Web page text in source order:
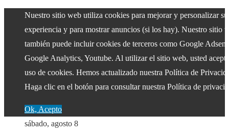
Nuestro sitio web utiliza cookies para mejorar y personalizar su
experiencia y para mostrar anuncios (si los hay). Nuestro sitio
también puede incluir cookies de terceros como Google
Google Analytics, Youtube. Al utilizar el sitio web, usted
uso de cookies. Hemos actualizado nuestra Política de
Haga clic en el botón para consultar nuestra Política de
Ok, Acepto
sábado, agosto 8